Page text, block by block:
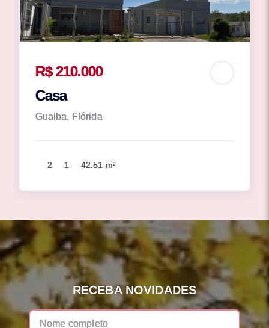
R$ 210.000
Casa
Guaiba, Flórida
2 1 42.51 m²
RECEBA NOVIDADES